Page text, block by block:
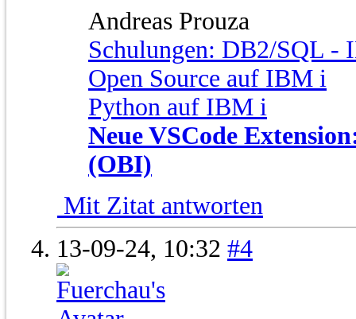
Andreas Prouza
Schulungen: DB2/SQL -
Open Source auf IBM i
Python auf IBM i
Neue VSCode
(OBI)
Mit Zitat antworten
13-09-24, 10:32 #4